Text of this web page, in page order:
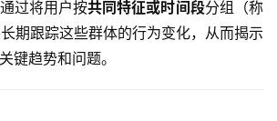
过将用户按​​共同特征或时间段​​分组（称
期跟踪这些群体的行为变化，从而揭示
键趋势和问题。